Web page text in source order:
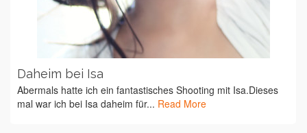
Daheim bei Isa
Abermals hatte ich ein fantastisches Shooting mit Isa.Dieses
mal war ich bei Isa daheim für... Read More